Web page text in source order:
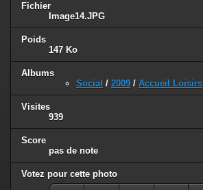
Fichier
Image14.JPG
Poids
147 Ko
Albums
Social / 2009 / Accueil Loisirs
Visites
939
Score
pas de note
Votez pour cette photo